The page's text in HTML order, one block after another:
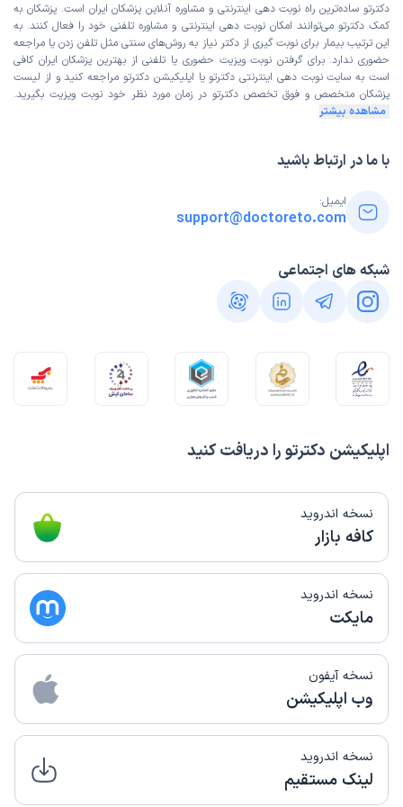
اپلیکیشن دکترتو را دریافت کنید
نسخه اندروید
کافه بازار
نسخه اندروید
مایکت
نسخه آیفون
وب اپلیکیشن
نسخه اندروید
لینک مستقیم
دکترتو ساده‌ترین راه نوبت‌ دهی اینترنتی و مشاوره آنلاین پزشکان ایران است. پزشکان به
کمک دکترتو می‌توانند امکان نوبت دهی اینترنتی و مشاوره تلفنی خود را فعال کنند. به
این ترتیب بیمار برای نوبت گیری از دکتر نیاز به روش‌های سنتی مثل تلفن زدن یا مراجعه
حضوری ندارد. برای گرفتن نوبت ویزیت حضوری یا تلفنی از بهترین پزشکان ایران کافی
است به سایت نوبت دهی اینترنتی دکترتو یا اپلیکیشن دکترتو مراجعه کنید و از لیست
پزشکان متخصص و فوق تخصص دکترتو در زمان مورد نظر خود نوبت ویزیت بگیرید.
مشاهده بیشتر
با ما در ارتباط باشید
ایمیل:
support@doctoreto.com
شبکه های اجتماعی